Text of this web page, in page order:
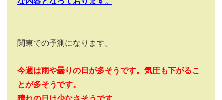
関東での予測になります。
今週は雨や曇りの日が多そうです。気圧も下がるこ
とが多そうです。
晴れの日は少なさそうです。